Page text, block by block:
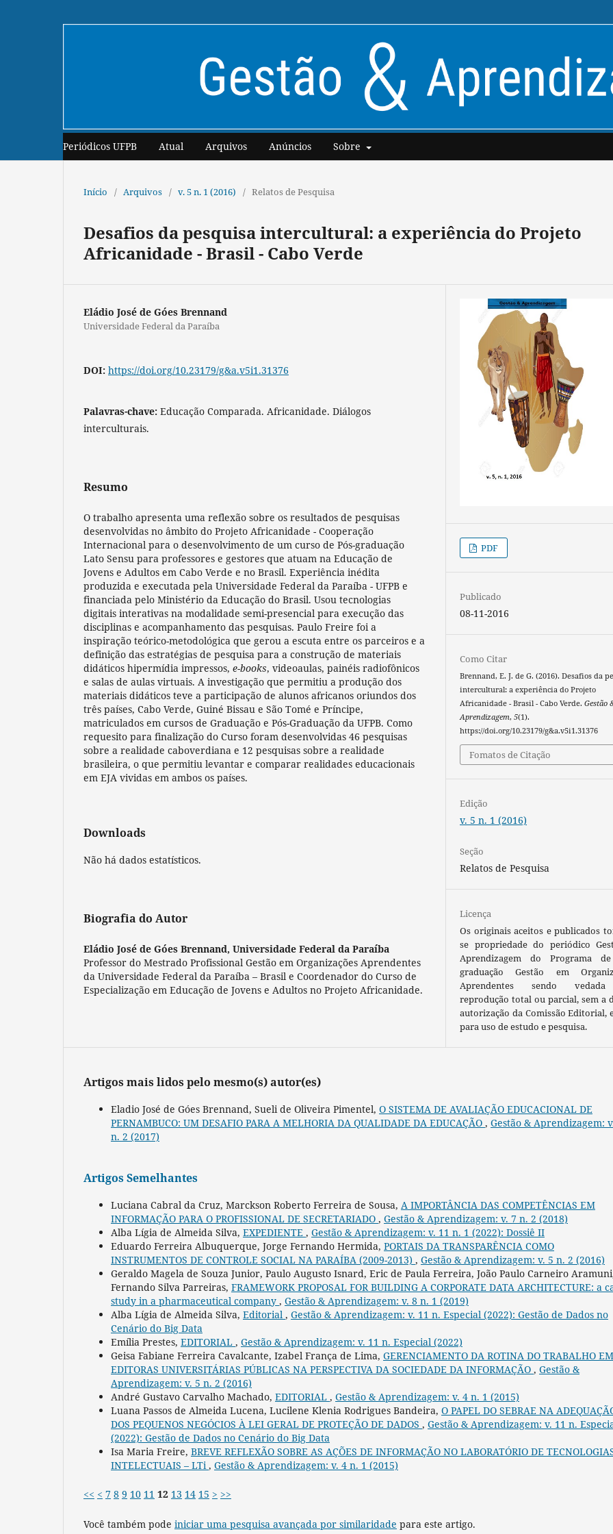
Periódicos UFPB Atual Arquivos Anúncios Sobre
Início / Arquivos / v. 5 n. 1 (2016) / Relatos de Pesquisa
Desafios da pesquisa intercultural: a experiência do Projeto
Africanidade - Brasil - Cabo Verde
Eládio José de Góes Brennand
Universidade Federal da Paraíba
DOI: https://doi.org/10.23179/g&a.v5i1.31376
Palavras-chave: Educação Comparada. Africanidade. Diálogos
interculturais.
Resumo
O trabalho apresenta uma reflexão sobre os resultados de pesquisas
desenvolvidas no âmbito do Projeto Africanidade - Cooperação
Internacional para o desenvolvimento de um curso de Pós-graduação
Lato Sensu para professores e gestores que atuam na Educação de
Jovens e Adultos em Cabo Verde e no Brasil. Experiência inédita
produzida e executada pela Universidade Federal da Paraíba - UFPB e
financiada pelo Ministério da Educação do Brasil. Usou tecnologias
digitais interativas na modalidade semi-presencial para execução das
disciplinas e acompanhamento das pesquisas. Paulo Freire foi a
inspiração teórico-metodológica que gerou a escuta entre os parceiros e a
definição das estratégias de pesquisa para a construção de materiais
didáticos hipermídia impressos, e-books, videoaulas, painéis radiofônicos
e salas de aulas virtuais. A investigação que permitiu a produção dos
materiais didáticos teve a participação de alunos africanos oriundos dos
três países, Cabo Verde, Guiné Bissau e São Tomé e Príncipe,
matriculados em cursos de Graduação e Pós-Graduação da UFPB. Como
requesito para finalização do Curso foram desenvolvidas 46 pesquisas
sobre a realidade caboverdiana e 12 pesquisas sobre a realidade
brasileira, o que permitiu levantar e comparar realidades educacionais
em EJA vividas em ambos os países.
Downloads
Não há dados estatísticos.
Biografia do Autor
Eládio José de Góes Brennand, Universidade Federal da Paraíba
Professor do Mestrado Profissional Gestão em Organizações Aprendentes
da Universidade Federal da Paraíba – Brasil e Coordenador do Curso de
Especialização em Educação de Jovens e Adultos no Projeto Africanidade.
PDF
Publicado
08-11-2016
Como Citar
Brennand, E. J. de G. (2016). Desafios da
intercultural: a experiência do Projeto
Africanidade - Brasil - Cabo Verde.Gestão
Aprendizagem,5(1).
https://doi.org/10.23179/g&a.v5i1.31376
Fomatos de Citação
Edição
v. 5 n. 1 (2016)
Seção
Relatos de Pesquisa
Licença
Os originais aceitos e publicados
se propriedade do periódico
Aprendizagem do Programa
graduação Gestão em
Aprendentes sendo
reprodução total ou parcial, sem a
autorização da Comissão Editorial,
para uso de estudo e pesquisa.
Artigos mais lidos pelo mesmo(s) autor(es)
Eladio José de Góes Brennand, Sueli de Oliveira Pimentel, O SISTEMA DE AVALIAÇÃO EDUCACIONAL DE
PERNAMBUCO: UM DESAFIO PARA A MELHORIA DA QUALIDADE DA EDUCAÇÃO , Gestão & Aprendizagem:
n. 2 (2017)
Artigos Semelhantes
Luciana Cabral da Cruz, Marckson Roberto Ferreira de Sousa, A IMPORTÂNCIA DAS COMPETÊNCIAS EM
INFORMAÇÃO PARA O PROFISSIONAL DE SECRETARIADO , Gestão & Aprendizagem: v. 7 n. 2 (2018)
Alba Lígia de Almeida Silva, EXPEDIENTE , Gestão & Aprendizagem: v. 11 n. 1 (2022): Dossiê II
Eduardo Ferreira Albuquerque, Jorge Fernando Hermida, PORTAIS DA TRANSPARÊNCIA COMO
INSTRUMENTOS DE CONTROLE SOCIAL NA PARAÍBA (2009-2013) , Gestão & Aprendizagem: v. 5 n. 2 (2016)
Geraldo Magela de Souza Junior, Paulo Augusto Isnard, Eric de Paula Ferreira, João Paulo Carneiro
Fernando Silva Parreiras, FRAMEWORK PROPOSAL FOR BUILDING A CORPORATE DATA ARCHITECTURE: a
study in a pharmaceutical company , Gestão & Aprendizagem: v. 8 n. 1 (2019)
Alba Lígia de Almeida Silva, Editorial , Gestão & Aprendizagem: v. 11 n. Especial (2022): Gestão de Dados no
Cenário do Big Data
Emília Prestes, EDITORIAL , Gestão & Aprendizagem: v. 11 n. Especial (2022)
Geisa Fabiane Ferreira Cavalcante, Izabel França de Lima, GERENCIAMENTO DA ROTINA DO TRABALHO EM
EDITORAS UNIVERSITÁRIAS PÚBLICAS NA PERSPECTIVA DA SOCIEDADE DA INFORMAÇÃO , Gestão &
Aprendizagem: v. 5 n. 2 (2016)
André Gustavo Carvalho Machado, EDITORIAL , Gestão & Aprendizagem: v. 4 n. 1 (2015)
Luana Passos de Almeida Lucena, Lucilene Klenia Rodrigues Bandeira, O PAPEL DO SEBRAE NA
DOS PEQUENOS NEGÓCIOS À LEI GERAL DE PROTEÇÃO DE DADOS , Gestão & Aprendizagem: v. 11 n.
(2022): Gestão de Dados no Cenário do Big Data
Isa Maria Freire, BREVE REFLEXÃO SOBRE AS AÇÕES DE INFORMAÇÃO NO LABORATÓRIO DE
INTELECTUAIS – LTi, Gestão & Aprendizagem: v. 4 n. 1 (2015)
<< < 7 8 9 10 11 12 13 14 15 > >>
Você também pode iniciar uma pesquisa avançada por similaridade para este artigo.